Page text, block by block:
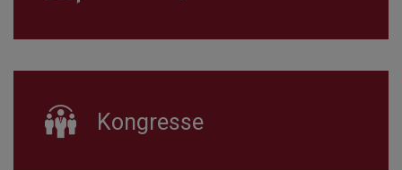
Kongresse